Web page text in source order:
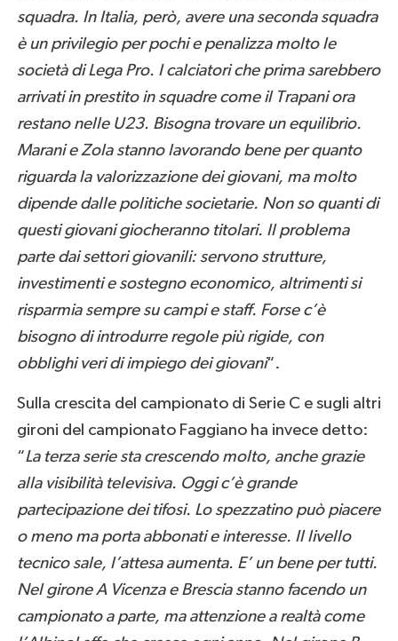
squadra. In Italia, però, avere una seconda squadra
è un privilegio per pochi e penalizza molto le
società di Lega Pro. I calciatori che prima sarebbero
arrivati in prestito in squadre come il Trapani ora
restano nelle U23. Bisogna trovare un equilibrio.
Marani e Zola stanno lavorando bene per quanto
riguarda la valorizzazione dei giovani, ma molto
dipende dalle politiche societarie. Non so quanti di
questi giovani giocheranno titolari. Il problema
parte dai settori giovanili: servono strutture,
investimenti e sostegno economico, altrimenti si
risparmia sempre su campi e staff. Forse c’è
bisogno di introdurre regole più rigide, con
obblighi veri di impiego dei giovani“.
Sulla crescita del campionato di Serie C e sugli altri
gironi del campionato Faggiano ha invece detto:
“La terza serie sta crescendo molto, anche grazie
alla visibilità televisiva. Oggi c’è grande
partecipazione dei tifosi. Lo spezzatino può piacere
o meno ma porta abbonati e interesse. Il livello
tecnico sale, l’attesa aumenta. E’ un bene per tutti.
Nel girone A Vicenza e Brescia stanno facendo un
campionato a parte, ma attenzione a realtà come